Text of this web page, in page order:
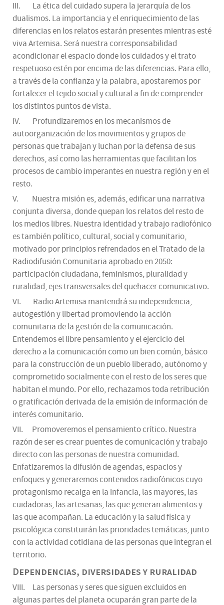
III. La ética del cuidado supera la jerarquía de los
dualismos. La importancia y el enriquecimiento de las
diferencias en los relatos estarán presentes mientras esté
viva Artemisa. Será nuestra corresponsabilidad
acondicionar el espacio donde los cuidados y el trato
respetuoso estén por encima de las diferencias. Para ello,
a través de la confianza y la palabra, apostaremos por
fortalecer el tejido social y cultural a fin de comprender
los distintos puntos de vista.
IV. Profundizaremos en los mecanismos de
autoorganización de los movimientos y grupos de
personas que trabajan y luchan por la defensa de sus
derechos, así como las herramientas que facilitan los
procesos de cambio imperantes en nuestra región y en el
resto.
V. Nuestra misión es, además, edificar una narrativa
conjunta diversa, donde quepan los relatos del resto de
los medios libres. Nuestra identidad y trabajo radiofónico
es también político, cultural, social y comunitario,
motivado por principios refrendados en el Tratado de la
Radiodifusión Comunitaria aprobado en 2050:
participación ciudadana, feminismos, pluralidad y
ruralidad, ejes transversales del quehacer comunicativo.
VI. Radio Artemisa mantendrá su independencia,
autogestión y libertad promoviendo la acción
comunitaria de la gestión de la comunicación.
Entendemos el libre pensamiento y el ejercicio del
derecho a la comunicación como un bien común, básico
para la construcción de un pueblo liberado, autónomo y
comprometido socialmente con el resto de los seres que
habitan el mundo. Por ello, rechazamos toda retribución
o gratificación derivada de la emisión de información de
interés comunitario.
VII. Promoveremos el pensamiento crítico. Nuestra
razón de ser es crear puentes de comunicación y trabajo
directo con las personas de nuestra comunidad.
Enfatizaremos la difusión de agendas, espacios y
enfoques y generaremos contenidos radiofónicos cuyo
protagonismo recaiga en la infancia, las mayores, las
cuidadoras, las artesanas, las que generan alimentos y
las que acompañan. La educación y la salud física y
psicológica constituirán las prioridades temáticas, junto
con la actividad cotidiana de las personas que integran el
territorio.
Dependencias, diversidades y ruralidad
VIII. Las personas y seres que siguen excluidos en
algunas partes del planeta ocuparán gran parte de la